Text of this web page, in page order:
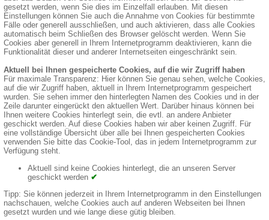
gesetzt werden, wenn Sie dies im Einzelfall erlauben. Mit diesen
Einstellungen können Sie auch die Annahme von Cookies für bestimmte
Fälle oder generell ausschließen, und auch aktivieren, dass alle Cookies
automatisch beim Schließen des Browser gelöscht werden. Wenn Sie
Cookies aber generell in Ihrem Internetprogramm deaktivieren, kann die
Funktionalität dieser und anderer Internetseiten eingeschränkt sein.
Aktuell bei Ihnen gespeicherte Cookies, auf die wir Zugriff haben
Für maximale Transparenz: Hier können Sie genau sehen, welche Cookies,
auf die wir Zugriff haben, aktuell in Ihrem Internetprogramm gespeichert
wurden. Sie sehen immer den hinterlegten Namen des Cookies und in der
Zeile darunter eingerückt den aktuellen Wert. Darüber hinaus können bei
Ihnen weitere Cookies hinterlegt sein, die evtl. an andere Anbieter
geschickt werden. Auf diese Cookies haben wir aber keinen Zugriff. Für
eine vollständige Übersicht über alle bei Ihnen gespeicherten Cookies
verwenden Sie bitte das Cookie-Tool, das in jedem Internetprogramm zur
Verfügung steht.
Aktuell sind keine Cookies hinterlegt, die an unseren Server
geschickt werden ✔
Tipp: Sie können jederzeit in Ihrem Internetprogramm in den Einstellungen
nachschauen, welche Cookies auch auf anderen Webseiten bei Ihnen
gesetzt wurden und wie lange diese gütig bleiben.